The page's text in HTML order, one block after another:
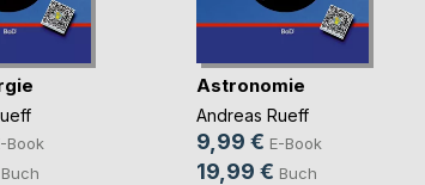
Book
Buch
Astronomie
Andreas Rueff
9,99 € E-Book
19,99 € Buch